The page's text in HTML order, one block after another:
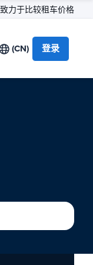
力于比较租车价格
(CN) 登录